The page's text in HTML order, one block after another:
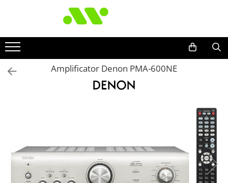
Amplificator Denon PMA-600NE